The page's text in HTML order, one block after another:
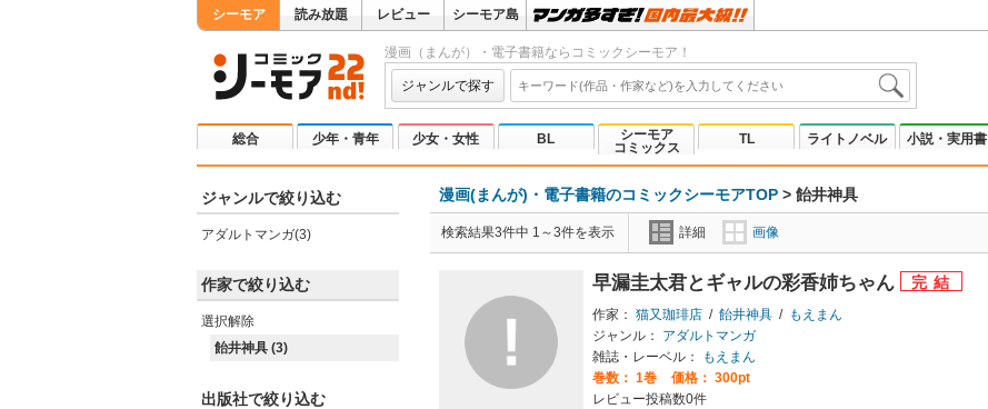
シーモア 読み放題 レビュー シーモア島
漫画（まんが）・電子書籍ならコミックシーモア！
ジャンルで探す
総合 少年・青年 少女・女性 BL
シーモア
コミックス
TL ライトノベル 小説・実用書
ジャンルで絞り込む
アダルトマンガ(3)
作家で絞り込む
選択解除
飴井神具 (3)
出版社で絞り込む
漫画(まんが)・電子書籍のコミックシーモアTOP > 飴井神具
検索結果3件中 1～3件を表示 詳細 画像
早漏圭太君とギャルの彩香姉ちゃん
作家： 猫又珈琲店 / 飴井神具 /
もえまん
ジャンル：
アダルトマンガ
雑誌・レーベル：
もえまん
巻数： 1巻
価格： 300pt
レビュー投稿数0件